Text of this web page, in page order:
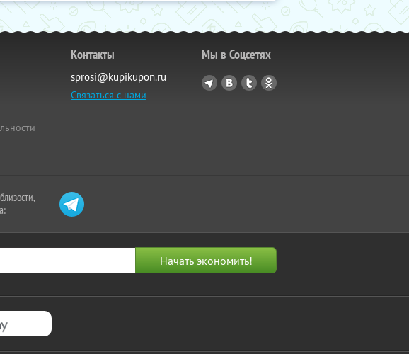
Контакты
sprosi@kupikupon.ru
Связаться с нами
Мы в Соцсетях